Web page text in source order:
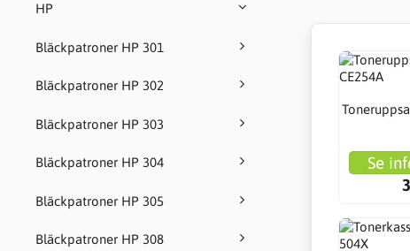
HP
Bläckpatroner HP 301
Bläckpatroner HP 302
Bläckpatroner HP 303
Bläckpatroner HP 304
Bläckpatroner HP 305
Bläckpatroner HP 308
Se